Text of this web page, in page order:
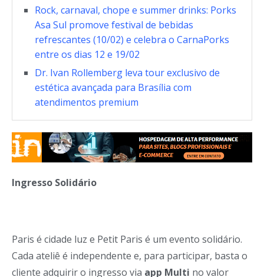
Rock, carnaval, chope e summer drinks: Porks
Asa Sul promove festival de bebidas
refrescantes (10/02) e celebra o CarnaPorks
entre os dias 12 e 19/02
Dr. Ivan Rollemberg leva tour exclusivo de
estética avançada para Brasília com
atendimentos premium
Ingresso Solidário
Paris é cidade luz e Petit Paris é um evento solidário.
Cada ateliê é independente e, para participar, basta o
cliente adquirir o ingresso via app Multi no valor